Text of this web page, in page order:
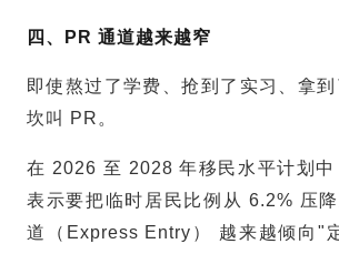
四、PR 通道越来越窄
即使熬过了学费、抢到了实习、拿
坎叫 PR。
在 2026 至 2028 年移民水平计划中
表示要把临时居民比例从 6.2% 压
道（Express Entry） 越来越倾向